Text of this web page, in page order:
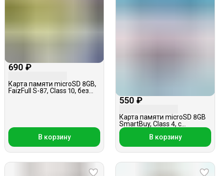
690 ₽
Карта памяти microSD 8GB,
FaizFull S-87, Class 10, без
В корзину
550 ₽
Карта памяти microSD 8GB
SmartBuy, Class 4, с
адаптером
В корзину